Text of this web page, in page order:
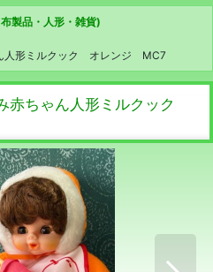
製品・人形・雑貨)
人形ミルクック オレンジ MC7
赤ちゃん人形ミルクック